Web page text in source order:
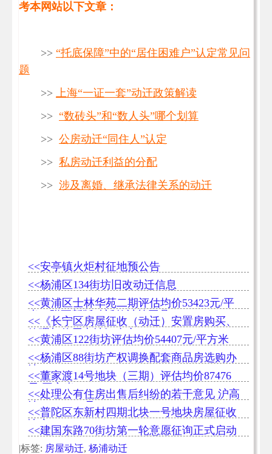
考本网站以下文章：
>> “托底保障”中的“居住困难户”认定常见问
题
>> 上海“一证一套”动迁政策解读
>> “数砖头”和“数人头”哪个划算
>> 公房动迁“同住人”认定
>> 私房动迁利益的分配
>> 涉及离婚、继承法律关系的动迁
<<安亭镇火炬村征地预公告
<<杨浦区134街坊旧改动迁信息
<<黄浦区士林华苑二期评估均价53423元/平
米（附更新版动迁款计算工具）
<<《长宁区房屋征收（动迁）安置房购买、
管理与使用办法》全文
<<黄浦区122街坊评估均价54407元/平方米
<<杨浦区88街坊产权调换配套商品房选购办
<<董家渡14号地块（三期）评估均价87476
元/平方米
<<处理公有住房出售后纠纷的若干意见 沪高
法(1996)250号
<<普陀区东新村四期北块一号地块房屋征收
决定
<<建国东路70街坊第一轮意愿征询正式启动
|标签: 房屋动迁, 杨浦动迁